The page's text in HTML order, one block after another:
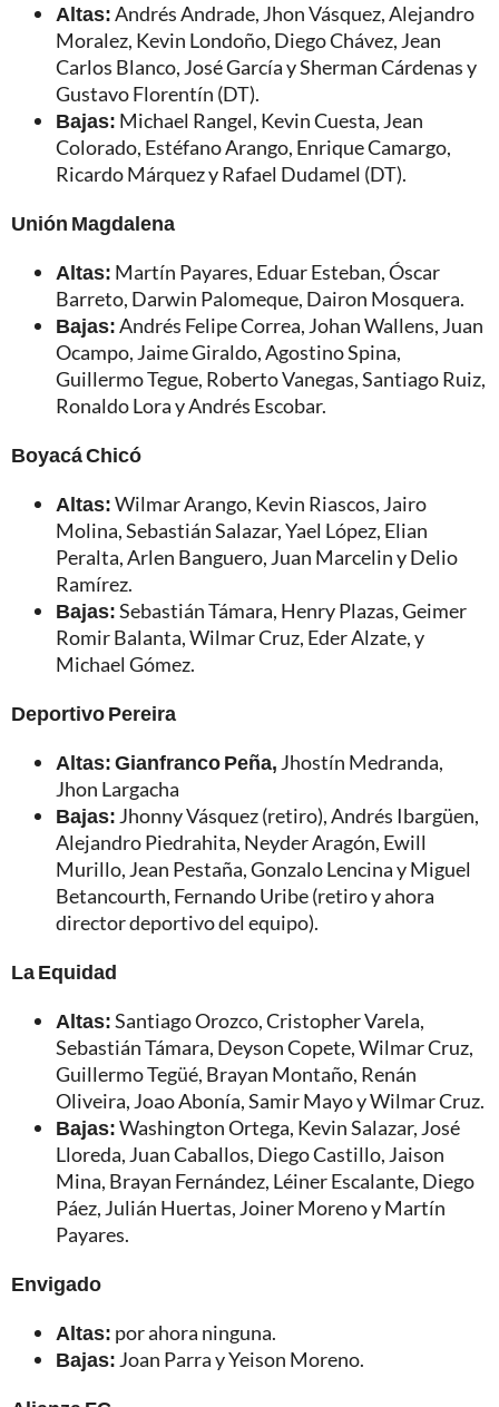
Altas:Andrés Andrade, Jhon Vásquez, Alejandro
Moralez, Kevin Londoño, Diego Chávez, Jean
Carlos Blanco, José García y Sherman Cárdenas y
Gustavo Florentín (DT).
Bajas: Michael Rangel, Kevin Cuesta, Jean
Colorado, Estéfano Arango, Enrique Camargo,
Ricardo Márquez y Rafael Dudamel (DT).
Unión Magdalena
Altas: Martín Payares, Eduar Esteban, Óscar
Barreto, Darwin Palomeque, Dairon Mosquera.
Bajas:Andrés Felipe Correa, Johan Wallens, Juan
Ocampo, Jaime Giraldo, Agostino Spina,
Guillermo Tegue, Roberto Vanegas, Santiago Ruiz,
Ronaldo Lora y Andrés Escobar.
Boyacá Chicó
Altas:Wilmar Arango, Kevin Riascos, Jairo
Molina, Sebastián Salazar, Yael López, Elian
Peralta, Arlen Banguero, Juan Marcelin y Delio
Ramírez.
Bajas:Sebastián Támara, Henry Plazas, Geimer
Romir Balanta, Wilmar Cruz, Eder Alzate, y
Michael Gómez.
Deportivo Pereira
Altas: Gianfranco Peña, Jhostín Medranda,
Jhon Largacha
Bajas: Jhonny Vásquez (retiro), Andrés Ibargüen,
Alejandro Piedrahita, Neyder Aragón, Ewill
Murillo, Jean Pestaña, Gonzalo Lencina y Miguel
Betancourth, Fernando Uribe (retiro y ahora
director deportivo del equipo).
La Equidad
Altas:Santiago Orozco, Cristopher Varela,
Sebastián Támara, Deyson Copete, Wilmar Cruz,
Guillermo Tegüé, Brayan Montaño, Renán
Oliveira, Joao Abonía, Samir Mayo y Wilmar Cruz.
Bajas:Washington Ortega, Kevin Salazar, José
Lloreda, Juan Caballos, Diego Castillo, Jaison
Mina, Brayan Fernández, Léiner Escalante, Diego
Páez, Julián Huertas, Joiner Moreno y Martín
Payares.
Envigado
Altas: por ahora ninguna.
Bajas: Joan Parra y Yeison Moreno.